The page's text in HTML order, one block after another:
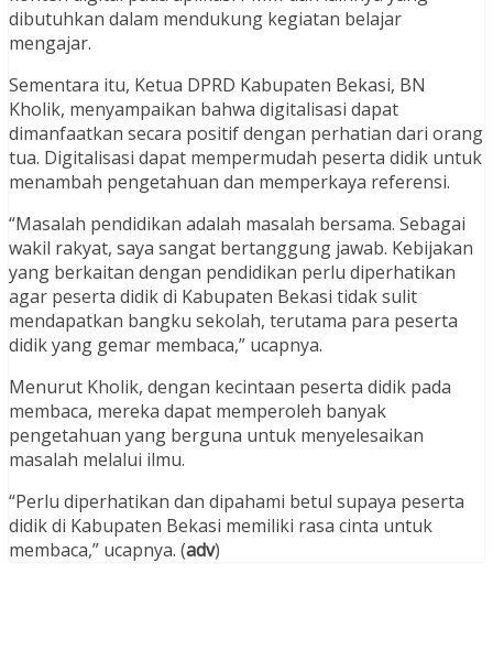
dibutuhkan dalam mendukung kegiatan belajar
mengajar.
Sementara itu, Ketua DPRD Kabupaten Bekasi, BN
Kholik, menyampaikan bahwa digitalisasi dapat
dimanfaatkan secara positif dengan perhatian dari orang
tua. Digitalisasi dapat mempermudah peserta didik untuk
menambah pengetahuan dan memperkaya referensi.
“Masalah pendidikan adalah masalah bersama. Sebagai
wakil rakyat, saya sangat bertanggung jawab. Kebijakan
yang berkaitan dengan pendidikan perlu diperhatikan
agar peserta didik di Kabupaten Bekasi tidak sulit
mendapatkan bangku sekolah, terutama para peserta
didik yang gemar membaca,” ucapnya.
Menurut Kholik, dengan kecintaan peserta didik pada
membaca, mereka dapat memperoleh banyak
pengetahuan yang berguna untuk menyelesaikan
masalah melalui ilmu.
“Perlu diperhatikan dan dipahami betul supaya peserta
didik di Kabupaten Bekasi memiliki rasa cinta untuk
membaca,” ucapnya. (adv)